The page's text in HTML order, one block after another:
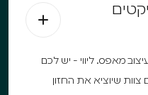
מאפס. ליווי - יש לכם
שיוציא את החזון